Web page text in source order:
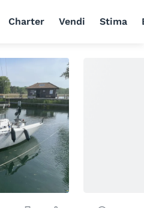
Charter Vendi Stima